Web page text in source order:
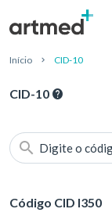
Início CID-10
CID-10
Digite o
Código CID I350